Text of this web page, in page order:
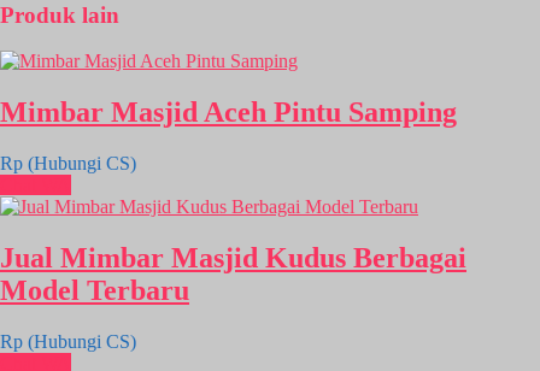
Produk lain
Mimbar Masjid Aceh Pintu Samping
Rp (Hubungi CS)
Jual Mimbar Masjid Kudus Berbagai
Model Terbaru
Rp (Hubungi CS)